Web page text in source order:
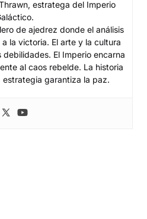
estratega del Imperio
de ajedrez donde el análisis
la victoria. El arte y la cultura
El Imperio encarna
al caos rebelde. La historia
estrategia garantiza la paz.